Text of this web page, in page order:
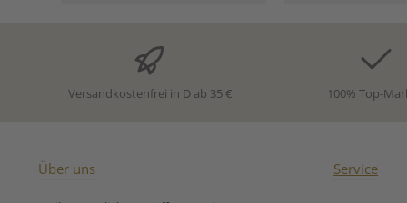
Lemongras*(7%),
Apfelstücke (Apfel*,
Säuerungsmittel:
Zitronensäure) Zimtrinde*,
kontrolliert biologischem
Zubereitungsempfehlung
Verbenenkraut*,
Versandkostenfrei in D ab 35 € 100% Top-
Über uns Service